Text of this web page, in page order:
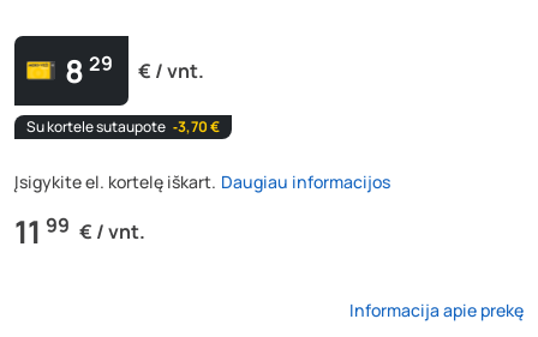
8 29 € / vnt.
Su kortele sutaupote ‐3,70 €
Įsigykite el. kortelę iškart. Daugiau informacijos
11 99 € / vnt.
Informacija apie prekę